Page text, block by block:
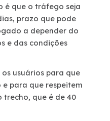
2030
é que o tráfego seja
prazo que pode
a depender do
e das condições
usuários para que
para que respeitem
que é de 40